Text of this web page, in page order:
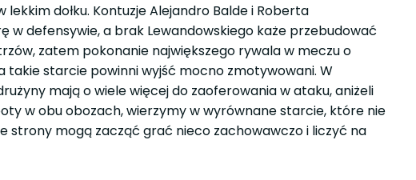
dołku. Kontuzje Alejandro Balde i Roberta
w defensywie, a brak Lewandowskiego każe przebudować
zatem pokonanie największego rywala w meczu o
takie starcie powinni wyjść mocno zmotywowani. W
mają o wiele więcej do zaoferowania w ataku, aniżeli
w obu obozach, wierzymy w wyrównane starcie, które nie
strony mogą zacząć grać nieco zachowawczo i liczyć na